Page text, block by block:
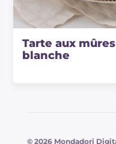
Tarte aux
blanche
© 2026 Mondadori